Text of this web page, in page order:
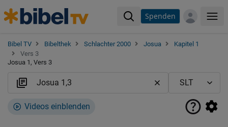
Spenden
Bibel TV Bibelthek Schlachter 2000 Josua
Kapitel 1
Vers 3
Josua 1, Vers 3
Videos einblenden